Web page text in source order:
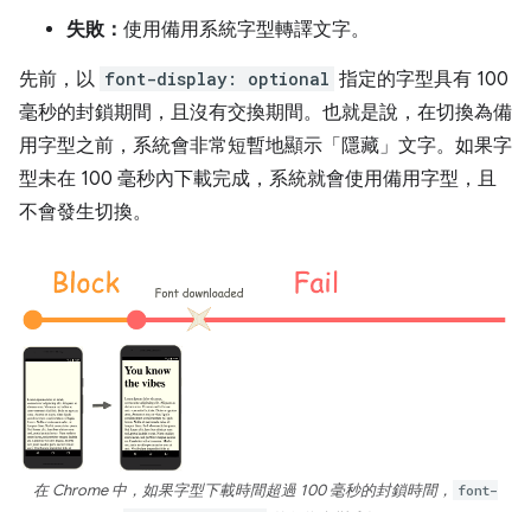
失敗： 使用備用系統字型轉譯文字。
先前，以 font-display: optional 指定的字型具有 100
毫秒的封鎖期間，且沒有交換期間。也就是說，在切換為備
用字型之前，系統會非常短暫地顯示「隱藏」文字。如果字
型未在 100 毫秒內下載完成，系統就會使用備用字型，且
不會發生切換。
在 Chrome 中，如果字型下載時間超過 100 毫秒的封鎖時間，
font-